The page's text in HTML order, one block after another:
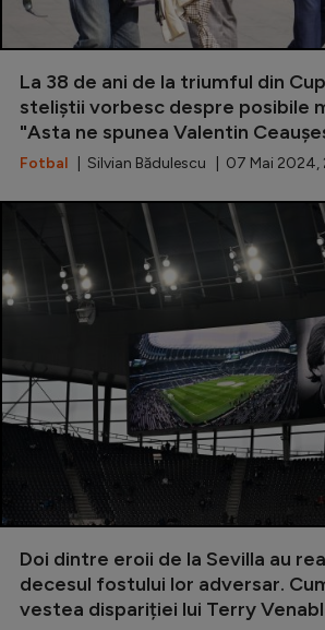
La 38 de ani de la triumful din
steliștii vorbesc despre posibile
"Asta ne spunea Valentin
Fotbal | Silvian Bădulescu | 07 Mai 2024,
Doi dintre eroii de la Sevilla au
decesul fostului lor adversar.
vestea dispariției lui Terry